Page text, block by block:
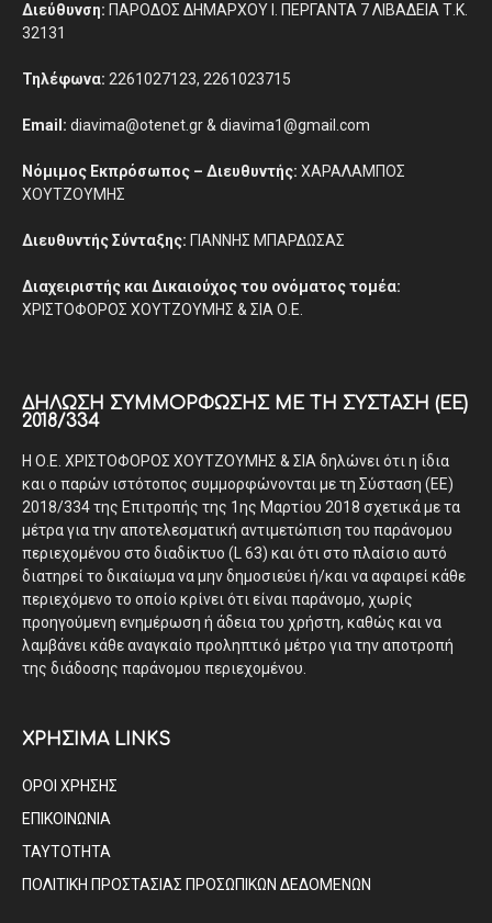
Διεύθυνση: ΠΑΡΟΔΟΣ ΔΗΜΑΡΧΟΥ Ι. ΠΕΡΓΑΝΤΑ 7 ΛΙΒΑΔΕΙΑ Τ.Κ.
32131
Τηλέφωνα: 2261027123, 2261023715
Email: diavima@otenet.gr & diavima1@gmail.com
Νόμιμος Εκπρόσωπος – Διευθυντής: ΧΑΡΑΛΑΜΠΟΣ
ΧΟΥΤΖΟΥΜΗΣ
Διευθυντής Σύνταξης: ΓΙΑΝΝΗΣ ΜΠΑΡΔΩΣΑΣ
Διαχειριστής και Δικαιούχος του ονόματος τομέα:
ΧΡΙΣΤΟΦΟΡΟΣ ΧΟΥΤΖΟΥΜΗΣ & ΣΙΑ Ο.Ε.
ΔΉΛΩΣΗ ΣΥΜΜΌΡΦΩΣΗΣ ΜΕ ΤΗ ΣΎΣΤΑΣΗ (ΕΕ)
2018/334
Η Ο.Ε. ΧΡΙΣΤΟΦΟΡΟΣ ΧΟΥΤΖΟΥΜΗΣ & ΣΙΑ δηλώνει ότι η ίδια
και ο παρών ιστότοπος συμμορφώνονται με τη Σύσταση (ΕΕ)
2018/334 της Επιτροπής της 1ης Μαρτίου 2018 σχετικά με τα
μέτρα για την αποτελεσματική αντιμετώπιση του παράνομου
περιεχομένου στο διαδίκτυο (L 63) και ότι στο πλαίσιο αυτό
διατηρεί το δικαίωμα να μην δημοσιεύει ή/και να αφαιρεί κάθε
περιεχόμενο το οποίο κρίνει ότι είναι παράνομο, χωρίς
προηγούμενη ενημέρωση ή άδεια του χρήστη, καθώς και να
λαμβάνει κάθε αναγκαίο προληπτικό μέτρο για την αποτροπή
της διάδοσης παράνομου περιεχομένου.
ΧΡΗΣΙΜΑ LINKS
ΟΡΟΙ ΧΡΗΣΗΣ
ΕΠΙΚΟΙΝΩΝΙΑ
ΤΑΥΤΟΤΗΤΑ
ΠΟΛΙΤΙΚΗ ΠΡΟΣΤΑΣΙΑΣ ΠΡΟΣΩΠΙΚΩΝ ΔΕΔΟΜΕΝΩΝ